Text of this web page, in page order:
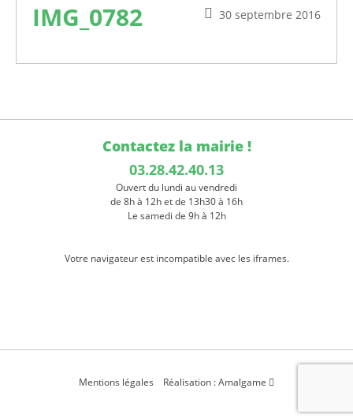
30 septembre 2016
IMG_0782
Contactez la mairie !
03.28.42.40.13
Ouvert du lundi au vendredi
de 8h à 12h et de 13h30 à 16h
Le samedi de 9h à 12h
Votre navigateur est incompatible avec les iframes.
Mentions légales Réalisation : Amalgame